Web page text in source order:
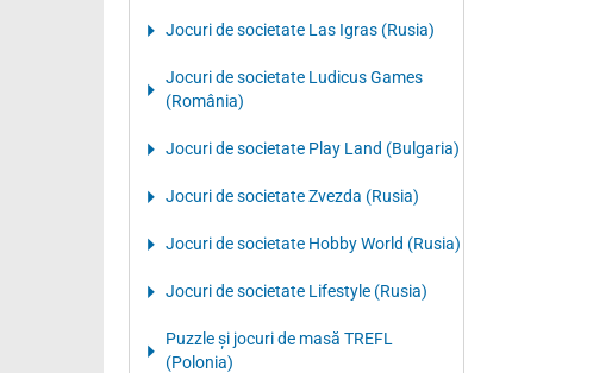
Jocuri de societate Las Igras (Rusia)
Jocuri de societate Ludicus Games
(România)
Jocuri de societate Play Land (Bulgaria)
Jocuri de societate Zvezda (Rusia)
Jocuri de societate Hobby World (Rusia)
Jocuri de societate Lifestyle (Rusia)
Puzzle şi jocuri de masă TREFL
(Polonia)